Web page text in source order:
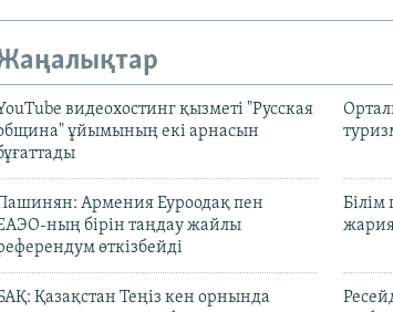
видеохостинг қызметі "Русская
ұйымының екі арнасын
Армения Еуроодақ пен
ның бірін таңдау жайлы
өткізбейді
Білім
Қазақстан Теңіз кен орнында